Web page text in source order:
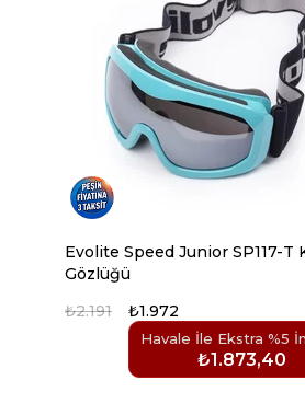
Evolite Speed Junior SP117-T
Gözlüğü
₺1.972
Havale İle Ekstra %5
₺1.873,40
₺2.191